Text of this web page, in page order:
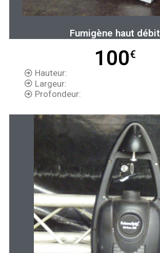
Fumigène haut débit
100€
Hauteur:
Largeur:
Profondeur: